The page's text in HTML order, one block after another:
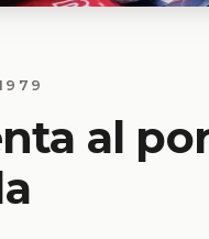
al